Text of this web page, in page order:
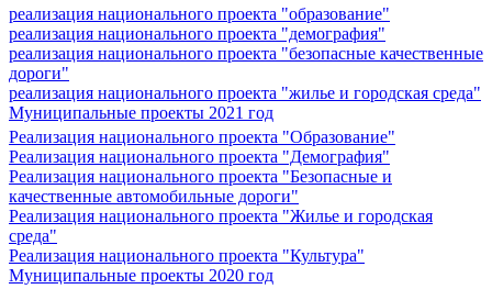
реализация национального проекта "образование"
реализация национального проекта "демография"
реализация национального проекта "безопасные качественные
дороги"
реализация национального проекта "жилье и городская среда"
Муниципальные проекты 2021 год
Реализация национального проекта "Образование"
Реализация национального проекта "Демография"
Реализация национального проекта "Безопасные и
качественные автомобильные дороги"
Реализация национального проекта "Жилье и городская
среда"
Реализация национального проекта "Культура"
Муниципальные проекты 2020 год